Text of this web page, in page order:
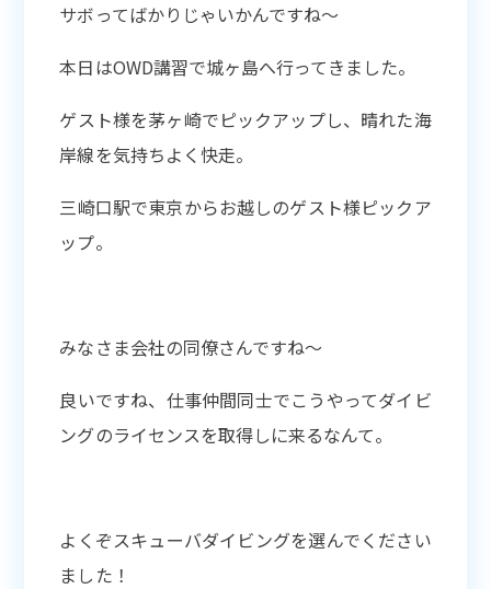
サボってばかりじゃいかんですね〜
本日はOWD講習で城ヶ島へ行ってきました。
ゲスト様を茅ヶ崎でピックアップし、晴れた海
岸線を気持ちよく快走。
三崎口駅で東京からお越しのゲスト様ピックア
ップ。
みなさま会社の同僚さんですね〜
良いですね、仕事仲間同士でこうやってダイビ
ングのライセンスを取得しに来るなんて。
よくぞスキューバダイビングを選んでください
ました！